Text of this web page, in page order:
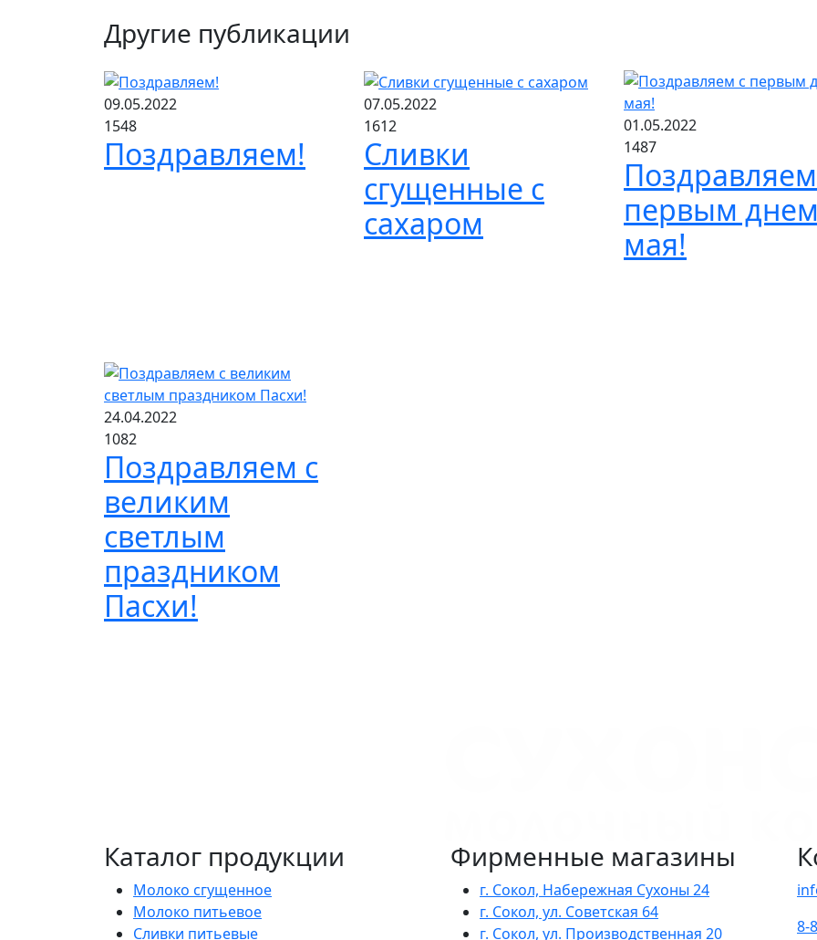
Другие публикации
09.05.2022
1548
Поздравляем!
07.05.2022
1612
Сливки
сгущенные с
сахаром
01.05.2022
1487
первым днем
мая!
24.04.2022
1082
Поздравляем с
великим
светлым
праздником
Пасхи!
Каталог продукции
Молоко сгущенное
Молоко питьевое
Сливки питьевые
Фирменные магазины
г. Сокол, Набережная Сухоны 24
г. Сокол, ул. Советская 64
г. Сокол, ул. Производственная 20
8-